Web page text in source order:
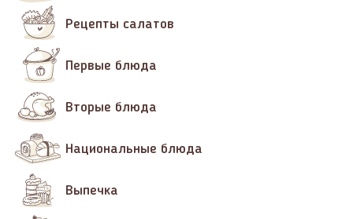
Рецепты салатов
Первые блюда
Вторые блюда
Национальные блюда
Выпечка